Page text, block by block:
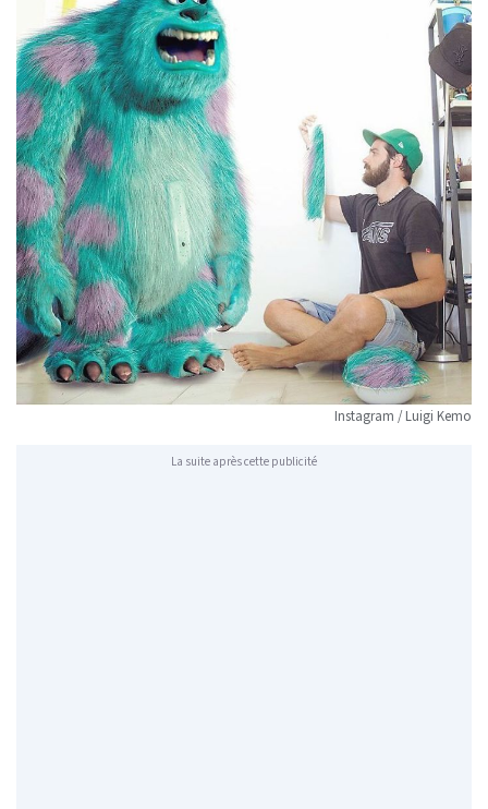
Instagram / Luigi Kemo
La suite après cette publicité